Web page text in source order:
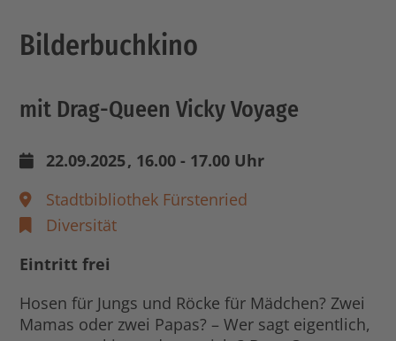
Bilderbuchkino
mit Drag-Queen Vicky Voyage
22.09.2025, 16.00 - 17.00 Uhr
Stadtbibliothek Fürstenried
Diversität
Eintritt frei
Hosen für Jungs und Röcke für Mädchen? Zwei
Mamas oder zwei Papas? – Wer sagt eigentlich,
Katalog
other languages